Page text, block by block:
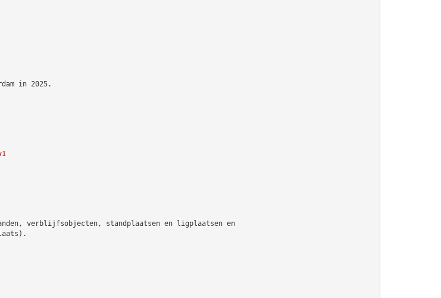
in 2025.
verblijfsobjecten, standplaatsen en ligplaatsen en